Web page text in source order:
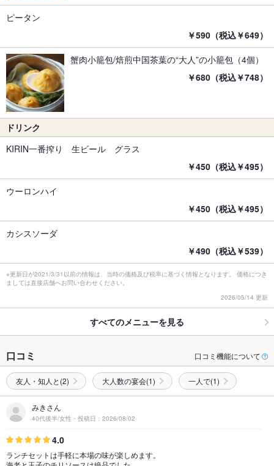
ピータン
￥590（税込￥649）
蟹肉小籠包/焙煎中国茶葉の“大人”の小籠包（4個）
￥680（税込￥748）
ドリンク
KIRIN一番搾り 生ビール グラス
￥450（税込￥495）
ウーロンハイ
￥450（税込￥495）
カシスソーダ
￥490（税込￥539）
※更新日が2021/3/31以前の情報は、当時の価格及び税率に基づく情報となります。 価格につき
ましては直接店舗へお問い合わせください。
2026/05/14 更新
すべてのメニューを見る
口コミ 口コミ機能について
友人・知人と(2) 大人数の宴会(1) 一人で(1)
みきさん
40代後半/女性・投稿日：2026/08/02
4.0
ランチセットは手軽に本場の味が楽しめます。